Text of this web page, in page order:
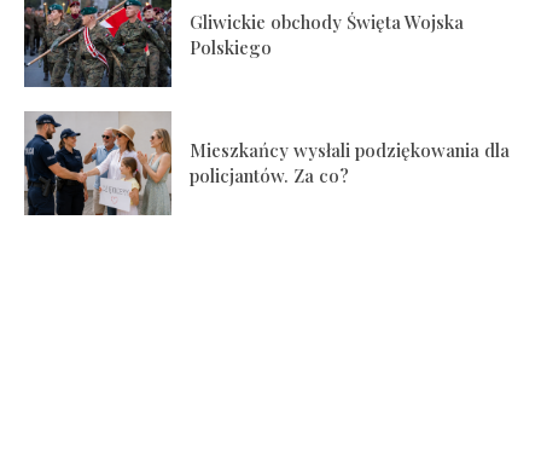
Gliwickie obchody Święta Wojska
Polskiego
Mieszkańcy wysłali podziękowania dla
policjantów. Za co?